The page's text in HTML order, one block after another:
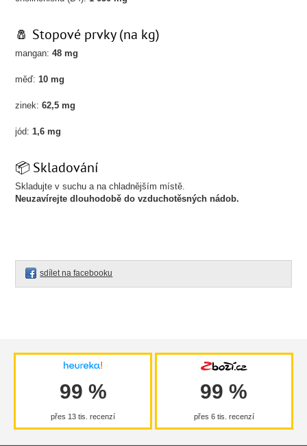
🧂 Stopové prvky (na kg)
mangan:48 mg
měď:10 mg
zinek:62,5 mg
jód:1,6 mg
📦 Skladování
Skladujte v suchu a na chladnějším místě.
Neuzavírejte dlouhodobě do vzduchotěsných nádob.
sdílet na facebooku
99 %
přes 13 tis. recenzí
99 %
přes 6 tis. recenzí